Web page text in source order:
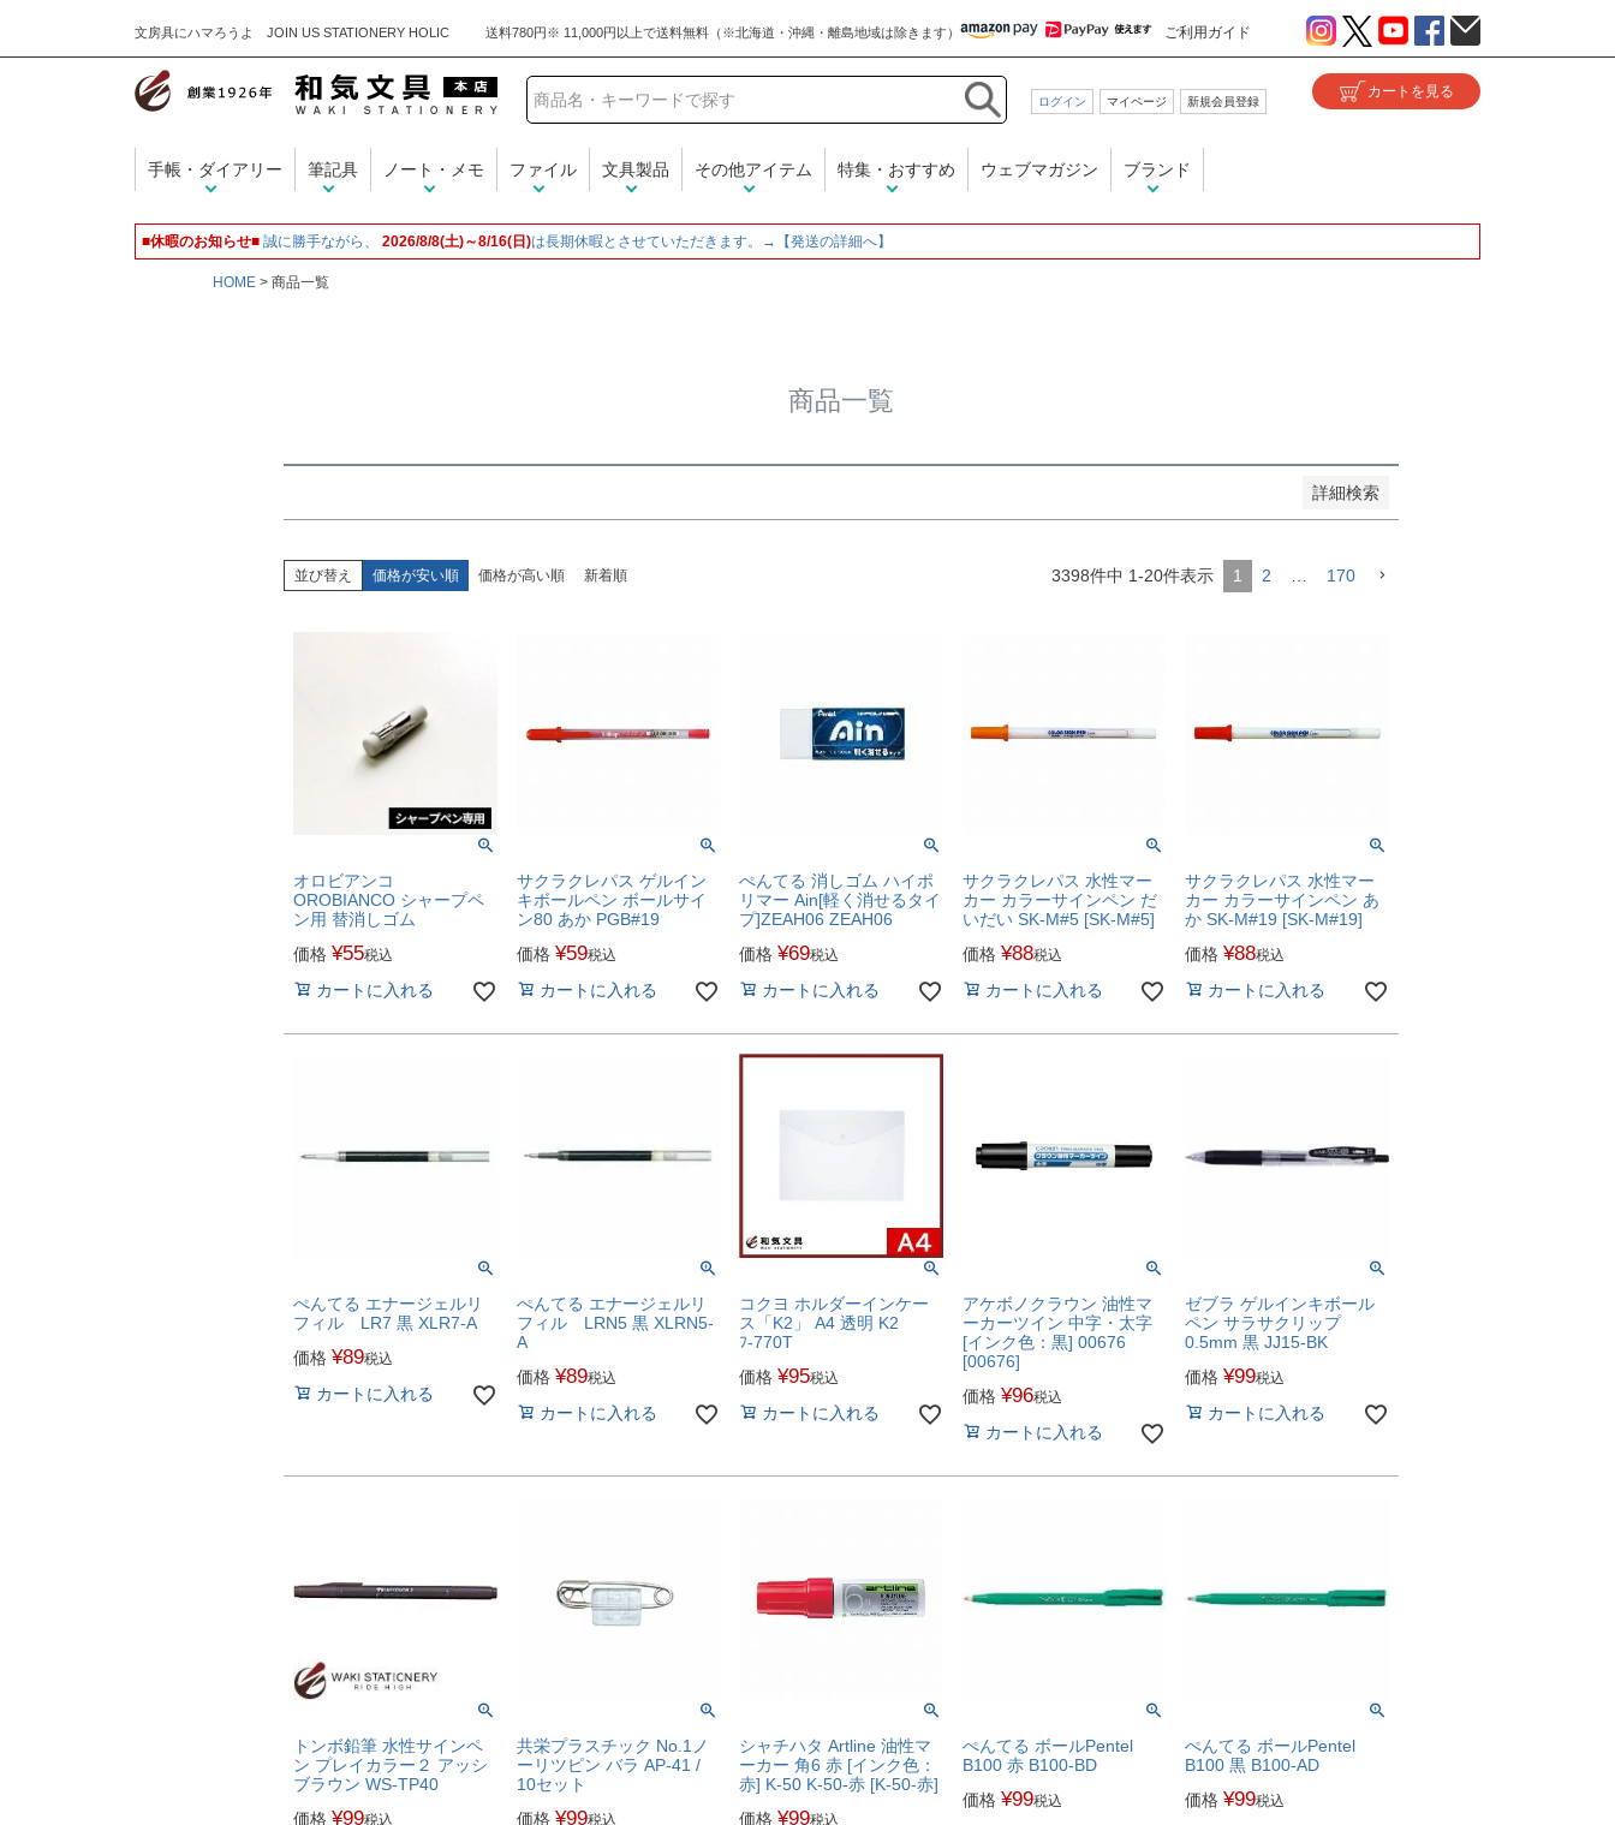
文房具にハマろうよ JOIN US STATIONERY HOLIC ご利用ガイド
和気文具
ログイン マイページ 新規会員登録
手帳・ダイアリー 筆記具 ノート・メモ ファイル 文具製品 その他アイテム 特集・おすすめ ウェブマガジン ブランド
■休暇のお知らせ■ 誠に勝手ながら、 2026/8/8(土)～8/16(日)は長期休暇とさせていただきます。→【発送の詳細へ】
HOME 商品一覧
商品一覧
詳細検索
キーワード
～
商品番号/JANコード
並び替え 価格が安い順 価格が高い順 新着順 3398件中 1-20件表示 1 2 170
オロビアンコ
OROBIANCO シャープペ
ン用 替消しゴム
価格 ¥55税込
カートに入れる
サクラクレパス ゲルイン
キボールペン ボールサイ
ン80 あか PGB#19
価格 ¥59税込
カートに入れる
ぺんてる 消しゴム ハイポ
リマー Ain[軽く消せるタイ
プ]ZEAH06 ZEAH06
価格 ¥69税込
カートに入れる
サクラクレパス 水性マー
カー カラーサインペン だ
いだい SK-M#5 [SK-M#5]
価格 ¥88税込
カートに入れる
サクラクレパス 水性マー
カー カラーサインペン あ
か SK-M#19 [SK-M#19]
価格 ¥88税込
カートに入れる
ぺんてる エナージェルリ
フィル LR7 黒 XLR7-A
価格 ¥89税込
カートに入れる
ぺんてる エナージェルリ
フィル LRN5 黒 XLRN5-
A
価格 ¥89税込
カートに入れる
コクヨ ホルダーインケー
ス「K2」 A4 透明 K2
ﾌ-770T
価格 ¥95税込
カートに入れる
アケボノクラウン 油性マ
ーカーツイン 中字・太字
[インク色：黒] 00676
[00676]
価格 ¥96税込
カートに入れる
ゼブラ ゲルインキボール
ペン サラサクリップ
0.5mm 黒 JJ15-BK
価格 ¥99税込
カートに入れる
トンボ鉛筆 水性サインペ
ン プレイカラー２ アッシ
ブラウン WS-TP40
価格 ¥99税込
共栄プラスチック No.1ノ
ーリツピン バラ AP-41 /
10セット
価格 ¥99税込
シャチハタ Artline 油性マ
ーカー 角6 赤 [インク色：
赤] K-50 K-50-赤 [K-50-赤]
価格 ¥99税込
ぺんてる ボールPentel
B100 赤 B100-BD
価格 ¥99税込
ぺんてる ボールPentel
B100 黒 B100-AD
価格 ¥99税込